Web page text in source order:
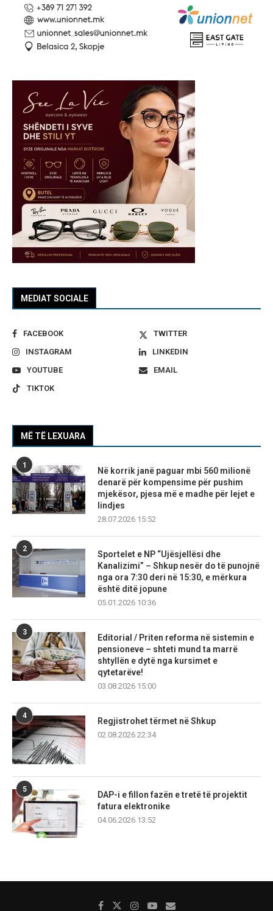
MEDIAT SOCIALE
FACEBOOK
TWITTER
INSTAGRAM
LINKEDIN
YOUTUBE
EMAIL
TIKTOK
MË TË LEXUARA
1
Në korrik janë paguar mbi 560 milionë
denarë për kompensime për pushim
mjekësor, pjesa më e madhe për lejet e
lindjes
28.07.2026 15:52
2
Sportelet e NP “Ujësjellësi dhe
Kanalizimi” – Shkup nesër do të punojnë
nga ora 7:30 deri në 15:30, e mërkura
është ditë jopune
05.01.2026 10:36
3
Editorial / Priten reforma në sistemin e
pensioneve – shteti mund ta marrë
shtyllën e dytë nga kursimet e
qytetarëve!
03.08.2026 15:00
4
Regjistrohet tërmet në Shkup
02.08.2026 22:34
5
DAP-i e fillon fazën e tretë të projektit
fatura elektronike
04.06.2026 13:52